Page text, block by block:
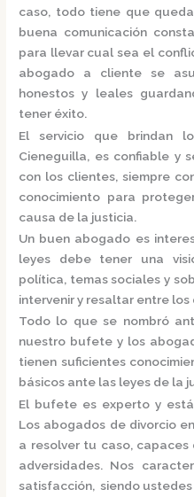
caso, todo tiene que
buena comunicación
para llevar cual sea el
abogado a cliente se
honestos y leales
tener éxito.
El servicio que brindan
Cieneguilla, es confiable y
con los clientes, siempre
conocimiento para
causa de la justicia.
Un buen abogado es
leyes debe tener una
política, temas sociales y
intervenir y resaltar entre los
Todo lo que se nombró
nuestro bufete y los
tienen suficientes
básicos ante las leyes de la
El bufete es experto y
Los abogados de divorcio
a resolver tu caso,
adversidades. Nos
satisfacción, siendo